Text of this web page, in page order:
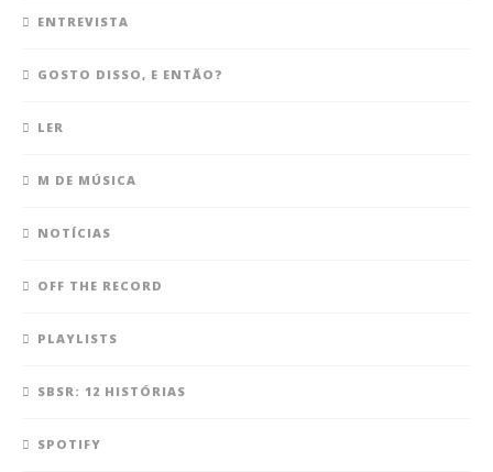
ENTREVISTA
GOSTO DISSO, E ENTÃO?
LER
M DE MÚSICA
NOTÍCIAS
OFF THE RECORD
PLAYLISTS
SBSR: 12 HISTÓRIAS
SPOTIFY